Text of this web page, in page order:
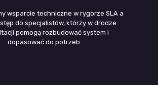
wsparcie techniczne w rygorze SLA a
do specjalistów, którzy w drodze
pomogą rozbudować system i
dopasować do potrzeb.